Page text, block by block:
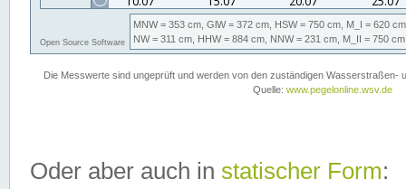
Oder aber auch in statischer Form: